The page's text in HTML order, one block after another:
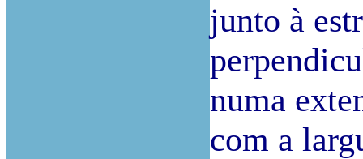
junto à
numa
com a